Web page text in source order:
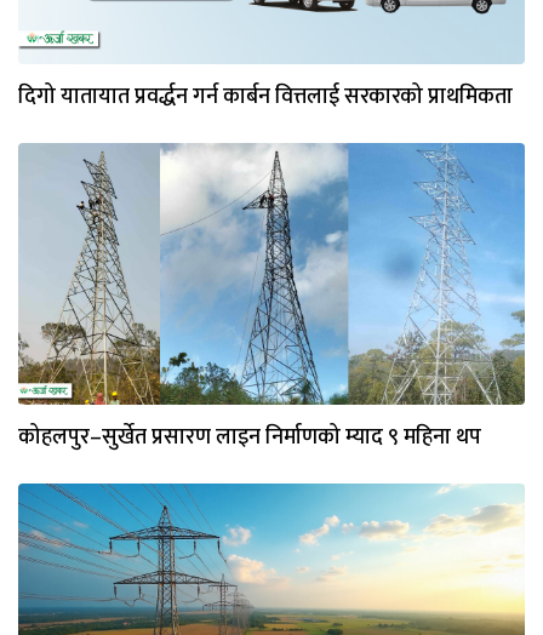
दिगो यातायात प्रवर्द्धन गर्न कार्बन वित्तलाई सरकारको प्राथमिकता
कोहलपुर–सुर्खेत प्रसारण लाइन निर्माणको म्याद ९ महिना थप